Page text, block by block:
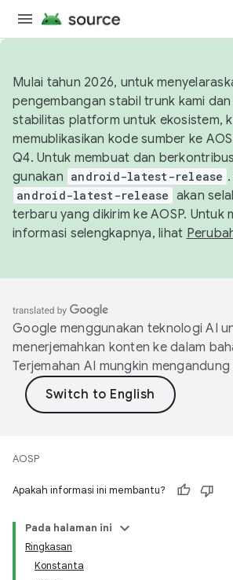
Mulai tahun 2026, untuk
pengembangan stabil trunk kami
stabilitas platform untuk ekosistem,
memublikasikan kode sumber ke
Q4. Untuk membuat dan
gunakan android-latest-release
android-latest-release akan
terbaru yang dikirim ke AOSP. Untuk
informasi selengkapnya, lihat
Google menggunakan teknologi AI
menerjemahkan konten ke dalam
Terjemahan AI mungkin mengandung
AOSP
Apakah informasi ini membantu?
Pada halaman ini
Ringkasan
Konstanta